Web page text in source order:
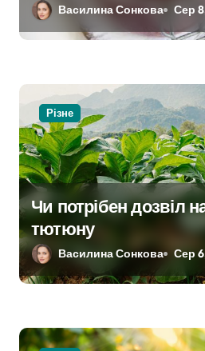
п
и
с
і
в
Василина Сонкова Сер
Різне
Чи потрібен дозвіл
тютюну
Василина Сонкова Сер